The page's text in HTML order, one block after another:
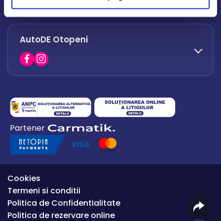
office.afumati@autode.ro
0730 063 852
0730 063 851
AutoDE Otopeni
0754 649 360
office.premium@autode.ro
Partener
Cookies
Termeni si conditii
Politica de Confidentialitate
Politica de rezervare online